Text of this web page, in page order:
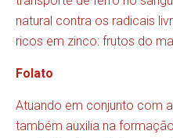
natural contra os radicais
ricos em zinco: frutos do
Folato
Atuando em conjunto com
também auxilia na